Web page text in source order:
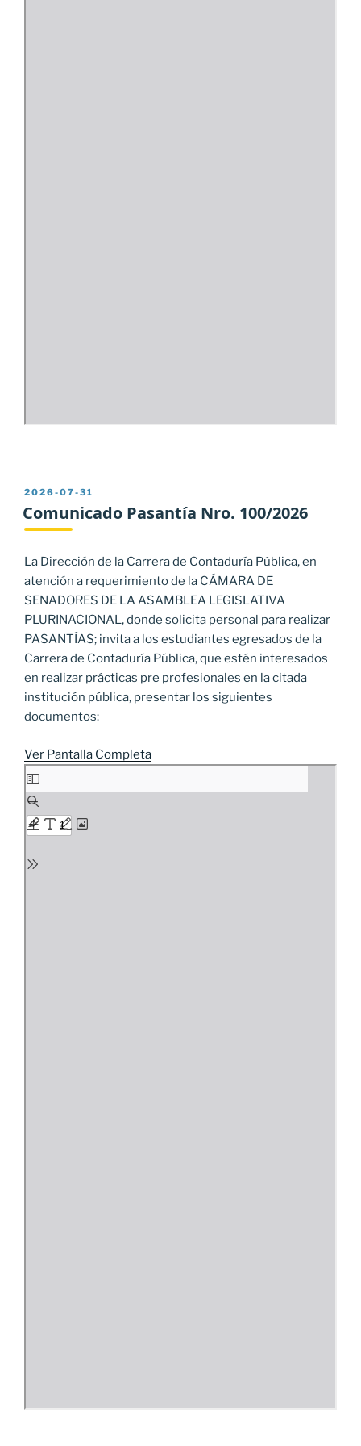
PUBLICADO
EL
2026-07-31
Comunicado Pasantía Nro. 100/2026
La Dirección de la Carrera de Contaduría Pública, en
atención a requerimiento de la CÁMARA DE
SENADORES DE LA ASAMBLEA LEGISLATIVA
PLURINACIONAL, donde solicita personal para realizar
PASANTÍAS; invita a los estudiantes egresados de la
Carrera de Contaduría Pública, que estén interesados
en realizar prácticas pre profesionales en la citada
institución pública, presentar los siguientes
documentos:
Ver Pantalla Completa
Saltar
al
contenido
del
PDF